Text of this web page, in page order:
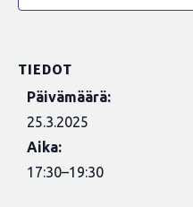
TIEDOT
Päivämäärä:
25.3.2025
Aika:
17:30–19:30